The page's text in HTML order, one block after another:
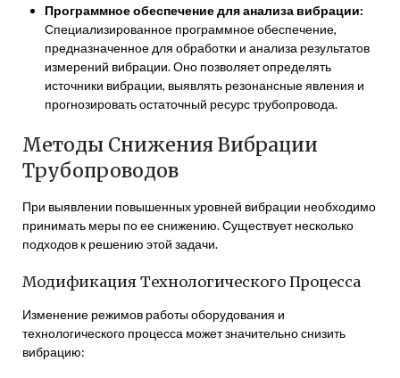
Программное обеспечение для анализа вибрации:
Специализированное программное обеспечение,
предназначенное для обработки и анализа результатов
измерений вибрации. Оно позволяет определять
источники вибрации, выявлять резонансные явления и
прогнозировать остаточный ресурс трубопровода.
Методы Снижения Вибрации
Трубопроводов
При выявлении повышенных уровней вибрации необходимо
принимать меры по ее снижению. Существует несколько
подходов к решению этой задачи.
Модификация Технологического Процесса
Изменение режимов работы оборудования и
технологического процесса может значительно снизить
вибрацию: